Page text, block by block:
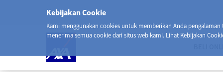
Kebijakan Cookie
Kami menggunakan cookies untuk memberikan Anda
menerima semua cookie dari situs web kami. Lihat Kebijakan